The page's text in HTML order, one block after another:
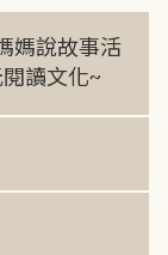
媽說故事活
讀文化~